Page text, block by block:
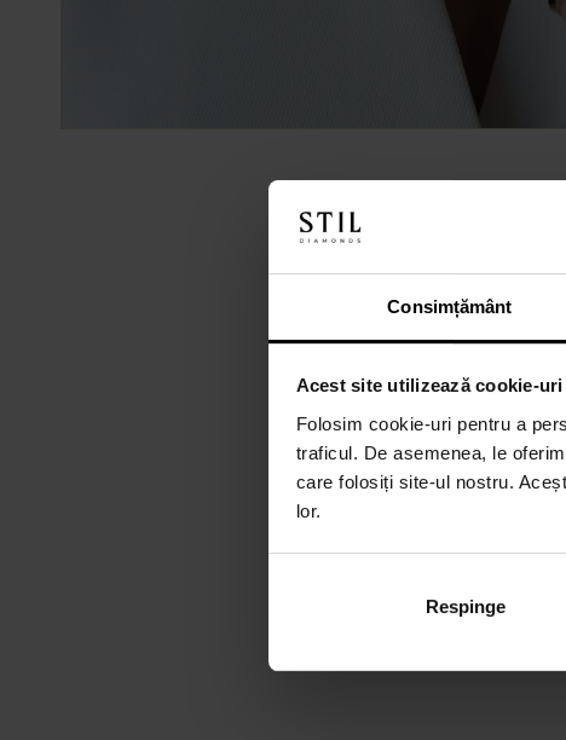
Consimțământ
Acest site utilizează cookie-uri
Folosim cookie-uri pentru a
traficul. De asemenea, le
care folosiți site-ul nostru.
lor.
Respinge